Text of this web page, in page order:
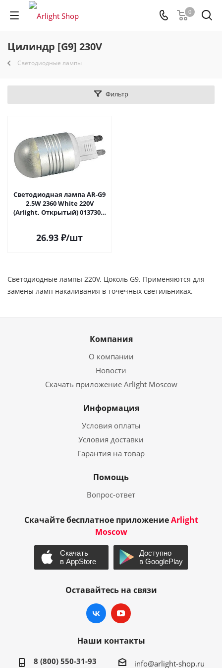
0
Цилиндр [G9] 230V
Светодиодные лампы
Фильтр
Светодиодная лампа AR-G9
2.5W 2360 White 220V
(Arlight, Открытый) 013730 в
26.93 ₽/шт
Светодиодные лампы 220V. Цоколь G9. Применяются для
замены ламп накаливания в точечных светильниках.
Компания
О компании
Новости
Скачать приложение Arlight Moscow
Информация
Условия оплаты
Условия доставки
Гарантия на товар
Помощь
Вопрос-ответ
Скачайте бесплатное приложениеArlight
Moscow
Оставайтесь на связи
Наши контакты
8 (800) 550-31-93 info@arlight-shop.ru